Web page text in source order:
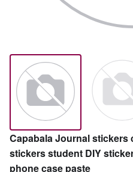
Capabala Journal stickers
stickers student DIY
phone case paste